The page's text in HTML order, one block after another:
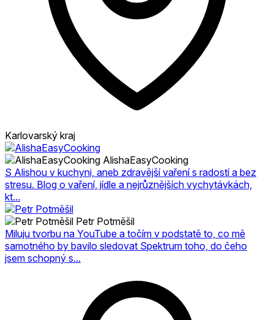
Karlovarský kraj
AlishaEasyCooking
S Alishou v kuchyni, aneb zdravější vaření s radostí a bez
stresu. Blog o vaření, jídle a nejrůznějších vychytávkách,
kt...
Petr Potměšil
Miluju tvorbu na YouTube a točím v podstatě to, co mě
samotného by bavilo sledovat Spektrum toho, do čeho
jsem schopný s...